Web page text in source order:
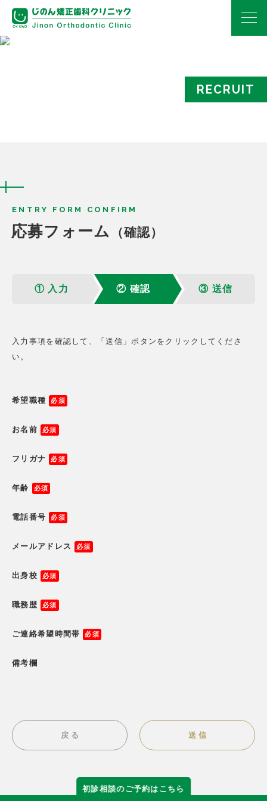
初診相談のご予約はこちら
RECRUIT
ENTRY FORM CONFIRM
応募フォーム （確認）
① 入力 ② 確認 ③ 送信
入力事項を確認して、「送信」ボタンをクリックしてくださ
い。
希望職種
お名前
フリガナ
年齢
電話番号
メールアドレス
出身校
職務歴
ご連絡希望時間帯
備考欄
戻 る 送 信